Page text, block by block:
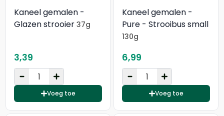
Kaneel gemalen -
Glazen strooier 37g
3,39
Voeg toe
Kaneel gemalen -
Pure - Strooibus small
130g
6,99
Voeg toe